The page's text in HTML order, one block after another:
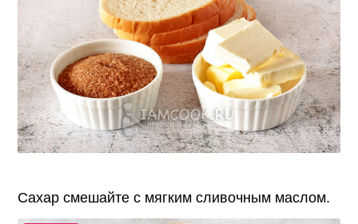
Сахар смешайте с мягким сливочным маслом.